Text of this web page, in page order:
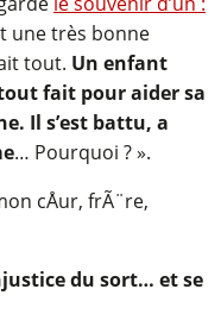
une très bonne
tout. Un enfant
fait pour aider sa
Il s’est battu, a
… Pourquoi ? ».
du sort… et se